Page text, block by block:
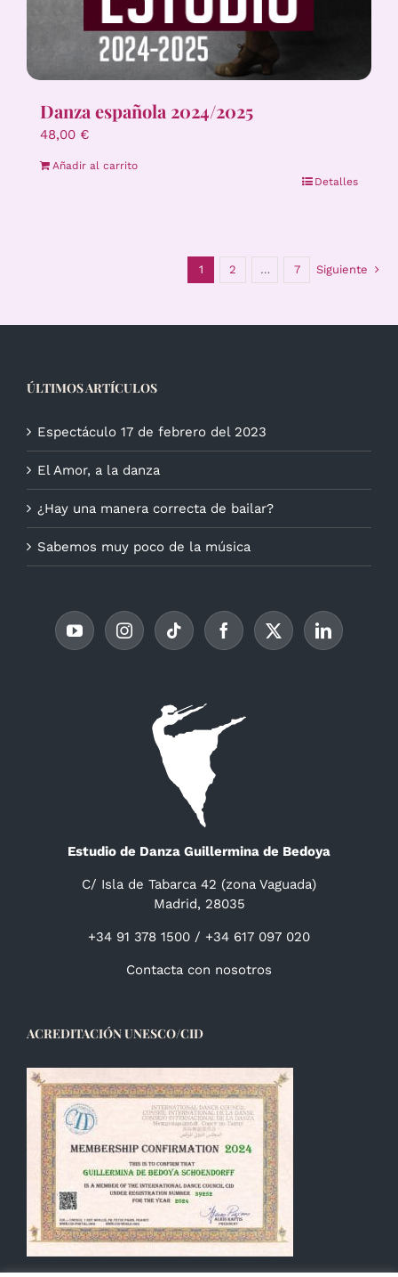
Danza española 2024/2025
48,00 €
Añadir al carrito
Detalles
1 2 … 7 Siguiente
ÚLTIMOS ARTÍCULOS
Espectáculo 17 de febrero del 2023
El Amor, a la danza
¿Hay una manera correcta de bailar?
Sabemos muy poco de la música
Estudio de Danza Guillermina de Bedoya
C/ Isla de Tabarca 42 (zona Vaguada)
Madrid, 28035
+34 91 378 1500 / +34 617 097 020
Contacta con nosotros
ACREDITACIÓN UNESCO/CID